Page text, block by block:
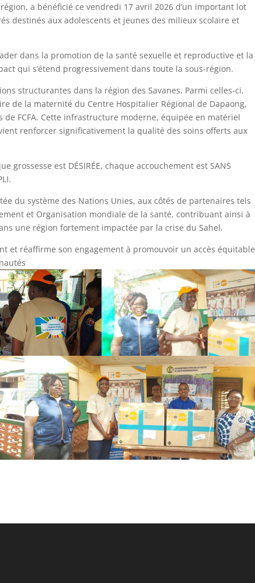
a bénéficié ce vendredi 17 avril 2026 d’un important lot
destinés aux adolescents et jeunes des milieux scolaire et
dans la promotion de la santé sexuelle et reproductive et la
qui s’étend progressivement dans toute la sous-région.
structurantes dans la région des Savanes. Parmi celles-ci,
de la maternité du Centre Hospitalier Régional de Dapaong,
FCFA. Cette infrastructure moderne, équipée en matériel
renforcer significativement la qualité des soins offerts aux
grossesse est DÉSIRÉE, chaque accouchement est SANS
du système des Nations Unies, aux côtés de partenaires tels
et Organisation mondiale de la santé, contribuant ainsi à
une région fortement impactée par la crise du Sahel.
et réaffirme son engagement à promouvoir un accès équitable